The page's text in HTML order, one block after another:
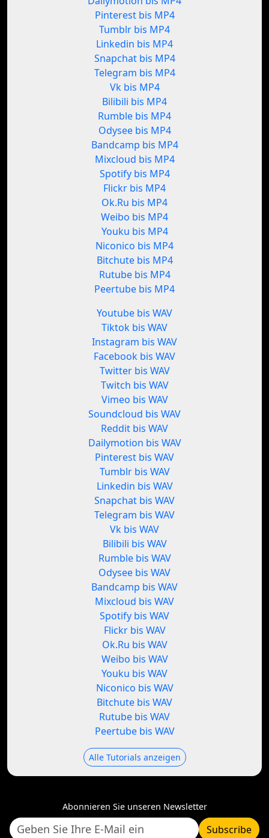
Pinterest bis MP4
Tumblr bis MP4
Linkedin bis MP4
Snapchat bis MP4
Telegram bis MP4
Vk bis MP4
Bilibili bis MP4
Rumble bis MP4
Odysee bis MP4
Bandcamp bis MP4
Mixcloud bis MP4
Spotify bis MP4
Flickr bis MP4
Ok.Ru bis MP4
Weibo bis MP4
Youku bis MP4
Niconico bis MP4
Bitchute bis MP4
Rutube bis MP4
Peertube bis MP4
Youtube bis WAV
Tiktok bis WAV
Instagram bis WAV
Facebook bis WAV
Twitter bis WAV
Twitch bis WAV
Vimeo bis WAV
Soundcloud bis WAV
Reddit bis WAV
Dailymotion bis WAV
Pinterest bis WAV
Tumblr bis WAV
Linkedin bis WAV
Snapchat bis WAV
Telegram bis WAV
Vk bis WAV
Bilibili bis WAV
Rumble bis WAV
Odysee bis WAV
Bandcamp bis WAV
Mixcloud bis WAV
Spotify bis WAV
Flickr bis WAV
Ok.Ru bis WAV
Weibo bis WAV
Youku bis WAV
Niconico bis WAV
Bitchute bis WAV
Rutube bis WAV
Peertube bis WAV
Alle Tutorials anzeigen
Abonnieren Sie unseren Newsletter
Subscribe